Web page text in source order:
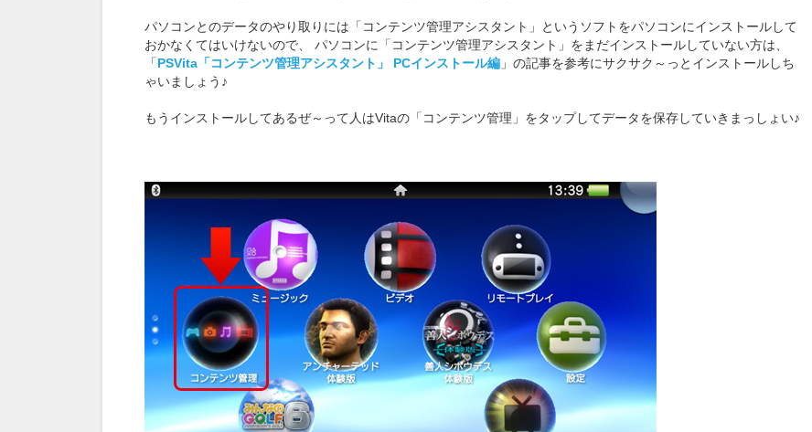
パソコンとのデータのやり取りには「コンテンツ管理アシスタント」というソフトをパソコンにインストールして
おかなくてはいけないので、 パソコンに「コンテンツ管理アシスタント」をまだインストールしていない方は、
「PSVita「コンテンツ管理アシスタント」 PCインストール編 」の記事を参考にサクサク～っとインストールしち
ゃいましょう♪
もうインストールしてあるぜ～って人はVitaの「コンテンツ管理」をタップしてデータを保存していきまっしょい♪